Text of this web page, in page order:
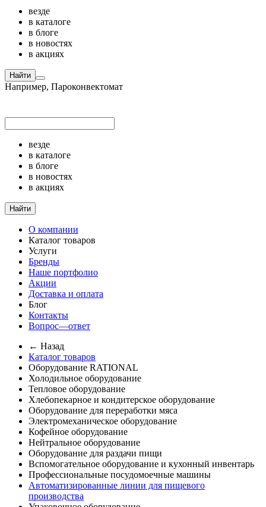
везде
в каталоге
в блоге
в новостях
в акциях
Найти
Например, Пароконвектомат
везде
в каталоге
в блоге
в новостях
в акциях
Найти
О компании
Каталог товаров
Услуги
Бренды
Наше портфолио
Акции
Доставка и оплата
Блог
Контакты
Вопрос—ответ
← Назад
Каталог товаров
Оборудование RATIONAL
Холодильное оборудование
Тепловое оборудование
Хлебопекарное и кондитерское оборудование
Оборудование для переработки мяса
Электромеханическое оборудование
Кофейное оборудование
Нейтральное оборудование
Оборудование для раздачи пищи
Вспомогательное оборудование и кухонный инвентарь
Профессиональные посудомоечные машины
Автоматизированные линии для пищевого
производства